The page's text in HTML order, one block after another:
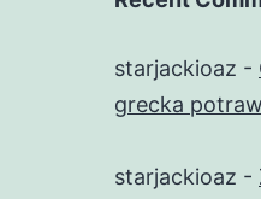
starjackioaz -
grecka
starjackioaz -